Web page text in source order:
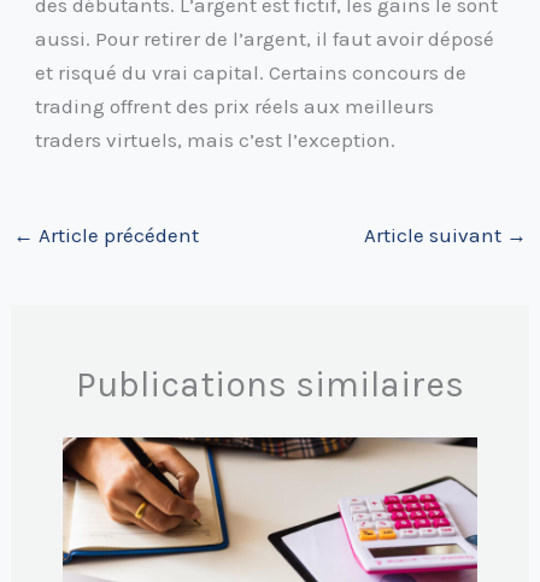
aussi. Pour retirer de l’argent, il faut avoir déposé
et risqué du vrai capital. Certains concours de
trading offrent des prix réels aux meilleurs
traders virtuels, mais c’est l’exception.
← Article précédent Article suivant →
Publications similaires